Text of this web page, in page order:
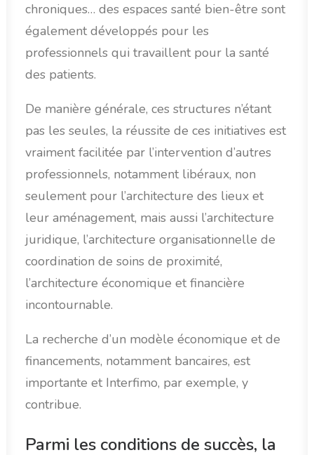
chroniques… des espaces santé bien-être sont
également développés pour les
professionnels qui travaillent pour la santé
des patients.
De manière générale, ces structures n’étant
pas les seules, la réussite de ces initiatives est
vraiment facilitée par l’intervention d’autres
professionnels, notamment libéraux, non
seulement pour l’architecture des lieux et
leur aménagement, mais aussi l’architecture
juridique, l’architecture organisationnelle de
coordination de soins de proximité,
l’architecture économique et financière
incontournable.
La recherche d’un modèle économique et de
financements, notamment bancaires, est
importante et Interfimo, par exemple, y
contribue.
Parmi les conditions de succès, la